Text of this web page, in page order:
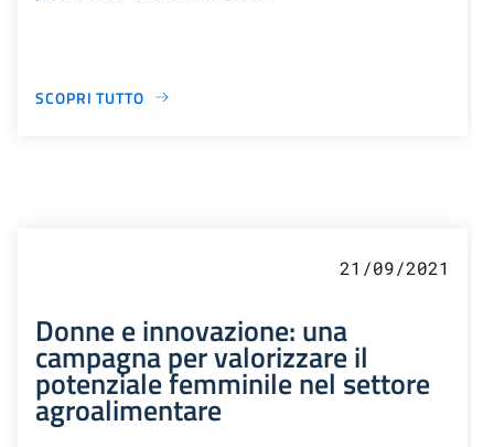
SCOPRI TUTTO
21/09/2021
Donne e innovazione: una
campagna per valorizzare il
potenziale femminile nel settore
agroalimentare